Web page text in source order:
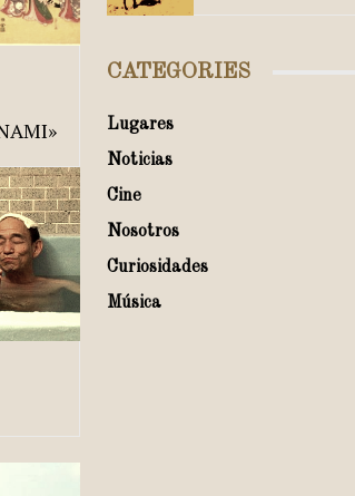
CATEGORIES
Lugares
Noticias
Cine
Nosotros
Curiosidades
Música